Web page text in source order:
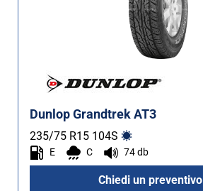
Dunlop Grandtrek AT3
235/75 R15 104S
E C 74 db
Chiedi un preventivo